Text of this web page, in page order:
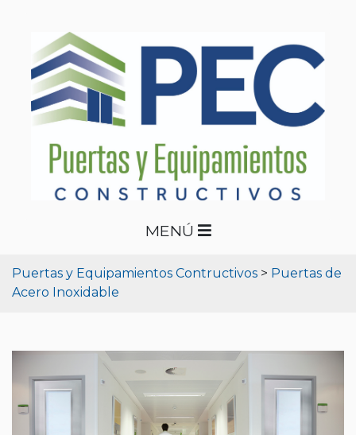
MENÚ
Puertas y Equipamientos Contructivos > Puertas de
Acero Inoxidable